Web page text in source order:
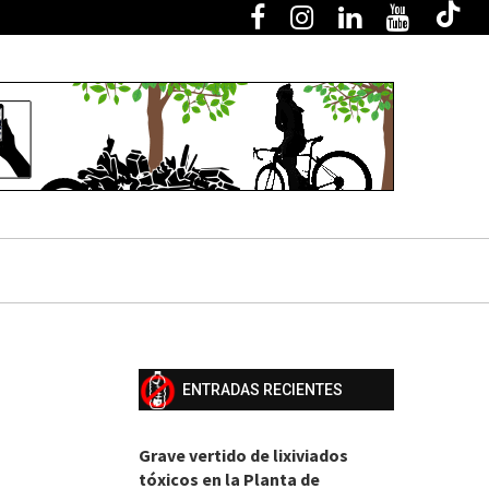
ENTRADAS RECIENTES
Grave vertido de lixiviados
tóxicos en la Planta de